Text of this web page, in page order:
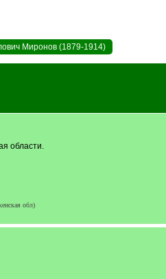
Миронов (1879-1914)
области.
обл)